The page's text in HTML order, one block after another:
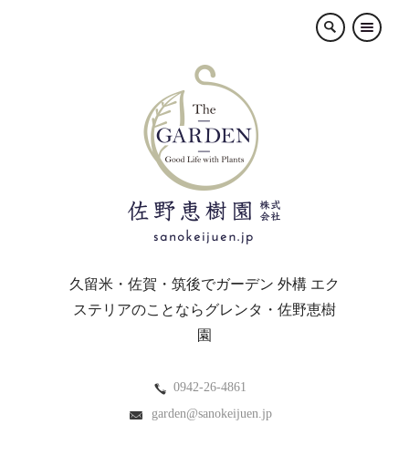
×
久留米・佐賀・筑後でガーデン 外構 エク
ステリアのことならグレンタ・佐野恵樹
園
0942-26-4861
garden@sanokeijuen.jp